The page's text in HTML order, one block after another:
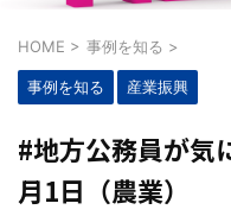
HOME > 事例を知る >
事例を知る 産業振興
#地方公務員が気
月1日（農業）